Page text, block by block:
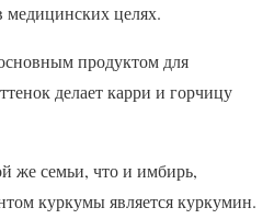
медицинских целях.
продуктом для
делает карри и горчицу
же семьи, что и имбирь,
куркумы является куркумин.